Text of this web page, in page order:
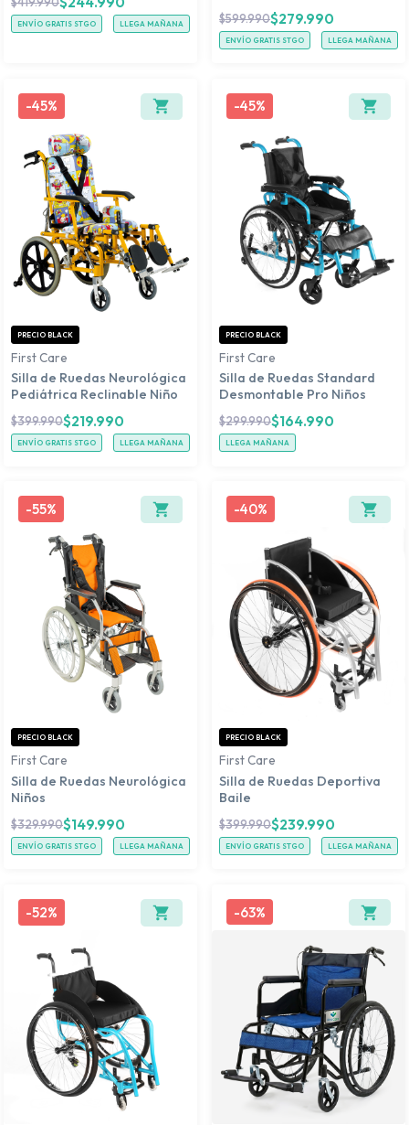
ENVÍO GRATIS STGO LLEGA MAÑANA $599.990$279.990
ENVÍO GRATIS STGO LLEGA MAÑANA
-45%
PRECIO BLACK
First Care
Silla de Ruedas Neurológica
Pediátrica Reclinable Niño
$399.990$219.990
ENVÍO GRATIS STGO LLEGA MAÑANA
-45%
PRECIO BLACK
First Care
Silla de Ruedas Standard
Desmontable Pro Niños
$299.990$164.990
LLEGA MAÑANA
-55%
PRECIO BLACK
First Care
Silla de Ruedas Neurológica
Niños
$329.990$149.990
ENVÍO GRATIS STGO LLEGA MAÑANA
-40%
PRECIO BLACK
First Care
Silla de Ruedas Deportiva
Baile
$399.990$239.990
ENVÍO GRATIS STGO LLEGA MAÑANA
-52% -63%